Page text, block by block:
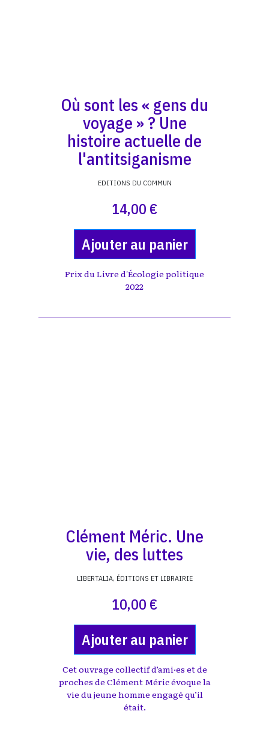
Où sont les « gens du
voyage » ? Une
histoire actuelle de
l'antitsiganisme
EDITIONS DU COMMUN
14,00 €
Ajouter au panier
Prix du Livre d'Écologie politique
2022
Clément Méric. Une
vie, des luttes
LIBERTALIA, ÉDITIONS ET LIBRAIRIE
10,00 €
Ajouter au panier
Cet ouvrage collectif d’ami·es et de
proches de Clément Méric évoque la
vie du jeune homme engagé qu’il
était.